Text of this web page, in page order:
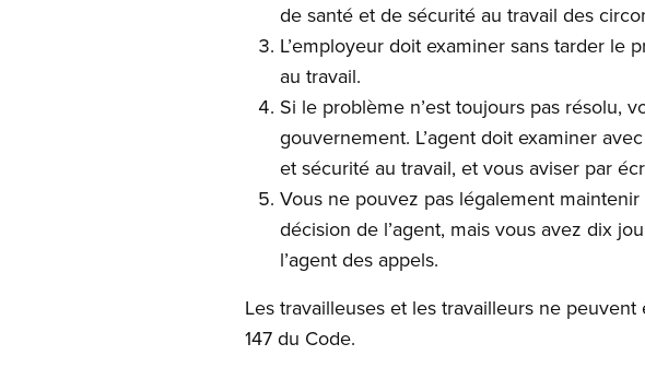
de santé et de sécurité au travail des
L’employeur doit examiner sans tarder
au travail.
Si le problème n’est toujours pas résolu,
gouvernement. L’agent doit examiner
et sécurité au travail, et vous aviser par
Vous ne pouvez pas légalement
décision de l’agent, mais vous avez dix
l’agent des appels.
Les travailleuses et les travailleurs ne
147 du Code.